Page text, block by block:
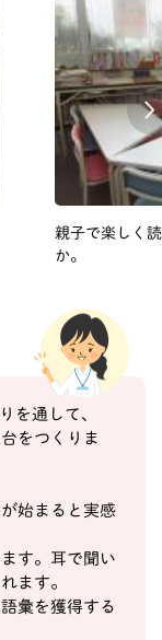
親子で楽しく
か。
Next
を通して、
をつくりま
始まると実感
す。耳で聞い
ます。
彙を獲得する